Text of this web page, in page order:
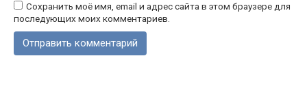
Сохранить моё имя, email и адрес сайта в этом браузере для
последующих моих комментариев.